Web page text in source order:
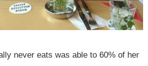
never eats was able to 60% of her